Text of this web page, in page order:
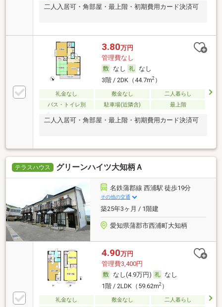
二人入居可・角部屋・最上階・初期費用カード決済可
3.80万円
管理費なし
なし
なし
3階 / 2DK（44.7m2）
礼金なし 敷金なし
二人暮らし
バス・トイレ別
駐車場(近隣含) 最上階
二人入居可・角部屋・最上階・初期費用カード決済可
テラスハウス グリーンハイツ大知柄Ａ
名鉄蒲郡線 西浦駅 徒歩19分
その他の交通
築25年3ヶ月 / 1階建
愛知県蒲郡市西浦町大知柄
4.90万円
管理費3,400円
なし(4.9万円)
なし
1階 / 2LDK（59.62m2）
礼金なし 敷金なし
二人暮らし